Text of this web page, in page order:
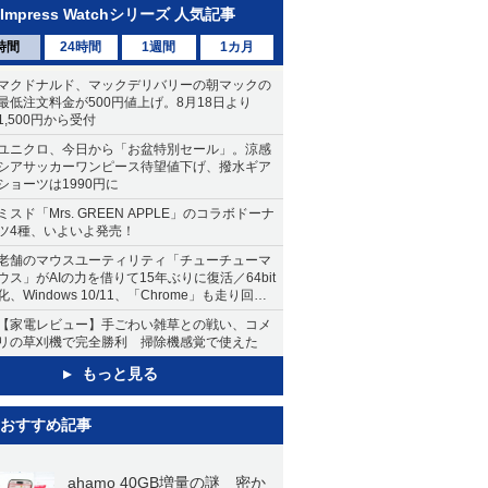
Impress Watchシリーズ 人気記事
間 24時間 1週間 1カ月
クドナルド、マックデリバリーの朝マックの
低注文料金が500円値上げ。8月18日より
円から受付
ニクロ、今日から「お盆特別セール」。涼感
アサッカーワンピース待望値下げ、撥水ギア
ョーツは1990円に
スド「Mrs. GREEN APPLE」のコラボドーナ
4種、いよいよ発売！
舗のマウスユーティリティ「チューチューマ
ス」がAIの力を借りて15年ぶりに復活／64bit
、Windows 10/11、「Chrome」も走り回
。復活記念で2026年末まで500円
家電レビュー】手ごわい雑草との戦い、コメ
の草刈機で完全勝利 掃除機感覚で使えた
もっと見る
おすすめ記事
ahamo 40GB増量の謎 密か